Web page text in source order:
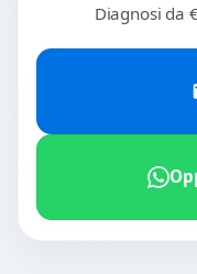
Diagnosi da